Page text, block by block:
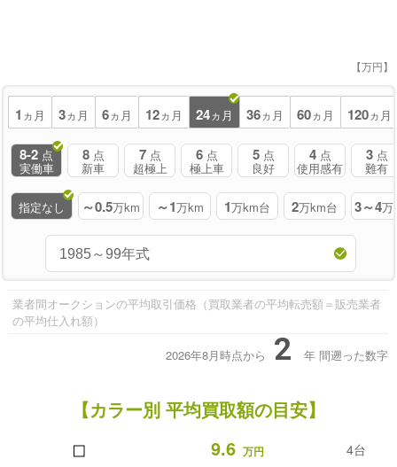
【万円】
1 ヵ月 3ヵ月 6ヵ月 12ヵ月 24ヵ月 36ヵ月 60ヵ月 120ヵ月
8-2 点
実働車
8 点
新車
7 点
超極上
6 点
極上車
5 点
良好
4 点
使用感有
3 点
難有
指定なし ～0.5万km ～1万km 1万km台 2万km台 3～4万
業者間オークションの平均取引価格（買取業者の平均転売額＝販売業者
の平均仕入れ額）
2026年8月時点から 2 年 間遡った数字
【カラー別 平均買取額の目安】
■ 9.6 万円 4台